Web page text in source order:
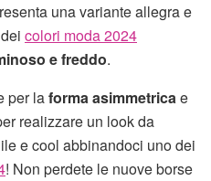
una variante allegra e
colori moda 2024
e freddo.
per laforma asimmetricae
realizzare un look da
e cool abbinandoci uno dei
! Non perdete le nuove borse